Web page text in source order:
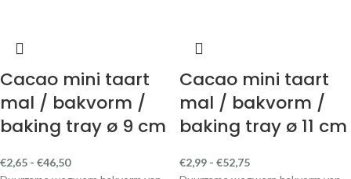
Cacao mini taart
mal / bakvorm /
baking tray ø 9 cm
€2,65 - €46,50
Cacao mini taart
mal / bakvorm /
baking tray ø 11 cm
€2,99 - €52,75